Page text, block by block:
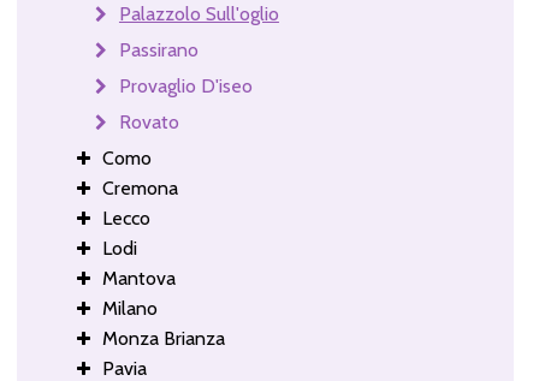
Palazzolo Sull'oglio
Passirano
Provaglio D'iseo
Rovato
Como
Cremona
Lecco
Lodi
Mantova
Milano
Monza Brianza
Pavia